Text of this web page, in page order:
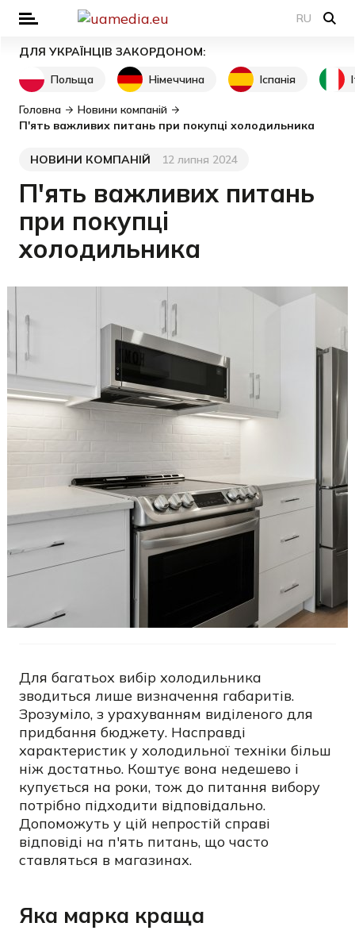
RU
ДЛЯ УКРАЇНЦІВ ЗАКОРДОНОМ:
Польща
Німеччина Іспанія
Головна
Новини компаній
П'ять важливих питань при покупці холодильника
Категорія
НОВИНИ КОМПАНІЙ
Дата публікації 12 липня 2024
П'ять важливих питань
при покупці
холодильника
Для багатьох вибір холодильника
зводиться лише визначення габаритів.
Зрозуміло, з урахуванням виділеного для
придбання бюджету. Насправді
характеристик у холодильної техніки більш
ніж достатньо. Коштує вона недешево і
купується на роки, тож до питання вибору
потрібно підходити відповідально.
Допоможуть у цій непростій справі
відповіді на п'ять питань, що часто
ставляться в магазинах.
Яка марка краща